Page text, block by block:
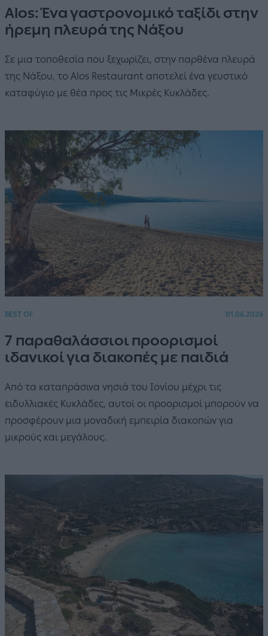
Alos: Ένα γαστρονομικό ταξίδι στην
ήρεμη πλευρά της Νάξου
Σε μια τοποθεσία που ξεχωρίζει, στην παρθένα πλευρά
της Νάξου, το Alos Restaurant αποτελεί ένα γευστικό
καταφύγιο με θέα προς τις Μικρές Κυκλάδες.
BEST OF 01.06.2026
7 παραθαλάσσιοι προορισμοί
ιδανικοί για διακοπές με παιδιά
Από τα καταπράσινα νησιά του Ιονίου μέχρι τις
ειδυλλιακές Κυκλάδες, αυτοί οι προορισμοί μπορούν να
προσφέρουν μια μοναδική εμπειρία διακοπών για
μικρούς και μεγάλους.